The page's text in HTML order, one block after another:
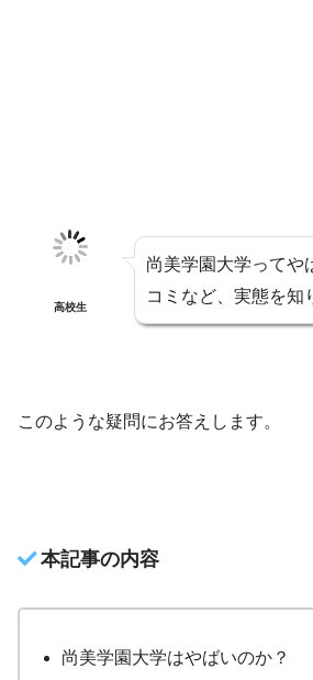
高校生
尚美学園大学って
コミなど、実態を知
このような疑問にお答えします。
本記事の内容
尚美学園大学はやばいのか？